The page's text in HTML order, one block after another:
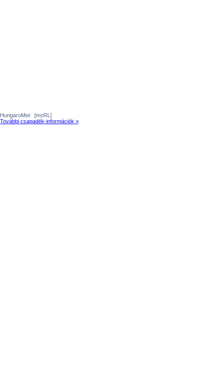
HungaroMet: [msRL]
További csapadék-információk »